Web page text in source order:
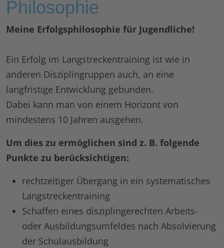
Philosophie
Meine Erfolgsphilosophie für Jugendliche!
Ein Erfolg im Langstreckentraining ist wie in
anderen Disziplingruppen auch, an eine
langfristige Entwicklung gebunden.
Dabei kann man von einem Horizont von
mindestens 10 Jahren ausgehen.
Um dies zu ermöglichen sind z. B. folgende
Punkte zu berücksichtigen:
rechtzeitiger Übergang in ein systematisches
Langstreckentraining
Schaffen eines disziplingerechten Arbeits-
oder Ausbildungsumfeldes nach Absolvierung
der Schulausbildung